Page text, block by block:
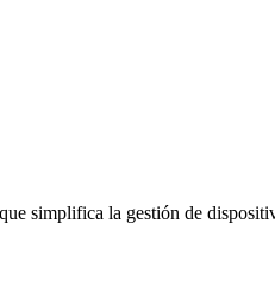
simplifica la gestión de